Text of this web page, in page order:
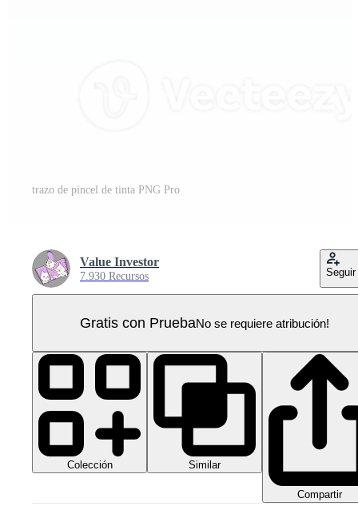
trazo de pincel de tinta PNG Pro
Value Investor
7.930 Recursos Seguir
Gratis con PruebaNo se requiere atribución!
Colección Similar
Compartir